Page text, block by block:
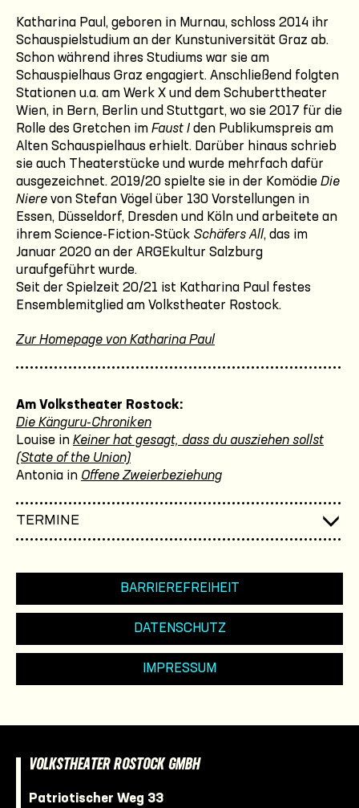
Katharina Paul, geboren in Murnau, schloss 2014 ihr
Schauspielstudium an der Kunstuniversität Graz ab.
Schon während ihres Studiums war sie am
Schauspielhaus Graz engagiert. Anschließend folgten
Stationen u.a. am Werk X und dem Schuberttheater
Wien, in Bern, Berlin und Stuttgart, wo sie 2017 für die
Rolle des Gretchen im Faust I den Publikumspreis am
Alten Schauspielhaus erhielt. Darüber hinaus schrieb
sie auch Theaterstücke und wurde mehrfach dafür
ausgezeichnet. 2019/20 spielte sie in der Komödie Die
Niere von Stefan Vögel über 130 Vorstellungen in
Essen, Düsseldorf, Dresden und Köln und arbeitete an
ihrem Science-Fiction-Stück Schäfers All, das im
Januar 2020 an der ARGEkultur Salzburg
uraufgeführt wurde.
Seit der Spielzeit 20/21 ist Katharina Paul festes
Ensemblemitglied am Volkstheater Rostock.
Zur Homepage von Katharina Paul
Am Volkstheater Rostock:
Die Känguru-Chroniken
Louise in Keiner hat gesagt, dass du ausziehen sollst
(State of the Union)
Antonia in Offene Zweierbeziehung
TERMINE
BARRIEREFREIHEIT
DATENSCHUTZ
IMPRESSUM
VOLKSTHEATER ROSTOCK GMBH
Patriotischer Weg 33